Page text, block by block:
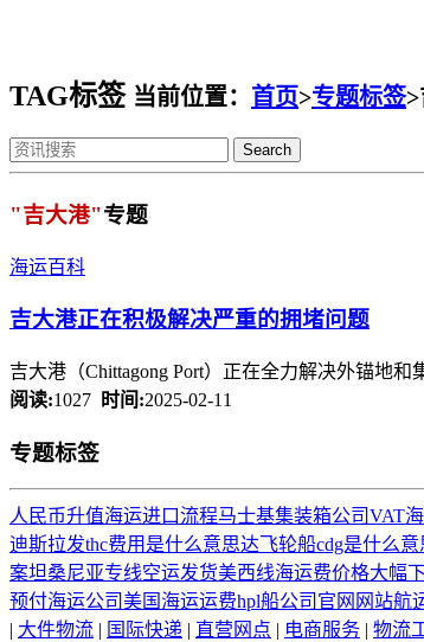
TAG标签 当前位置： 首页>专题标签>
Search
"吉大港"专题
海运百科
吉大港正在积极解决严重的拥堵问题
吉大港（Chittagong Port）正在全力解决外锚地
阅读:1027 时间:2025-02-11
专题标签
人民币升值海运进口流程马士基集装箱公司 VAT
迪斯拉发thc费用是什么意思达飞轮船cdg是什么意
案坦桑尼亚专线空运发货美西线海运费价格大幅
预付海运公司 美国海运运费hpl船公司官网网站航
大件物流 国际快递 直营网点 电商服务 物流